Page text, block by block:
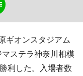
ギオンスタジアム
マステラ神奈川相模
利した。入場者数